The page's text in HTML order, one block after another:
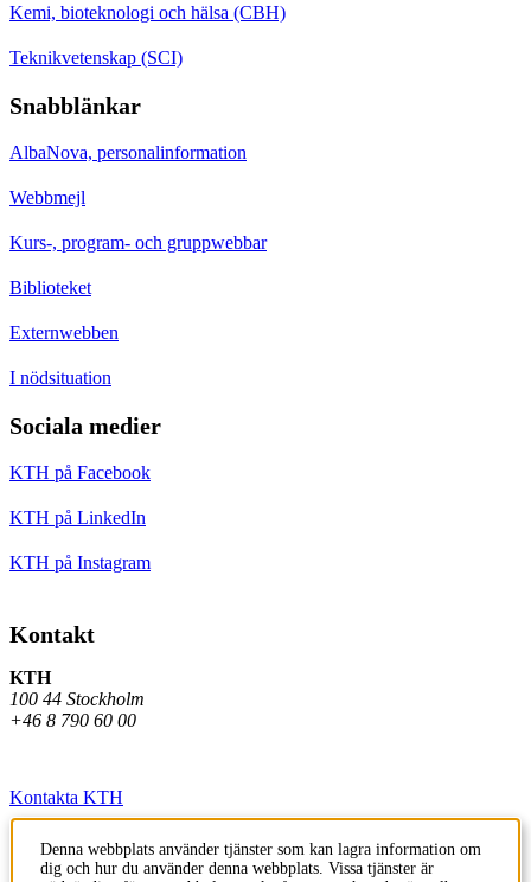
Kemi, bioteknologi och hälsa (CBH)
Teknikvetenskap (SCI)
Snabblänkar
AlbaNova, personalinformation
Webbmejl
Kurs-, program- och gruppwebbar
Biblioteket
Externwebben
I nödsituation
Sociala medier
KTH på Facebook
KTH på LinkedIn
KTH på Instagram
Kontakt
KTH
100 44 Stockholm
+46 8 790 60 00
Kontakta KTH
Jobba på KTH
Denna webbplats använder tjänster som kan lagra information om
dig och hur du använder denna webbplats. Vissa tjänster är